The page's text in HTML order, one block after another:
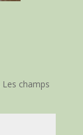
Les champs